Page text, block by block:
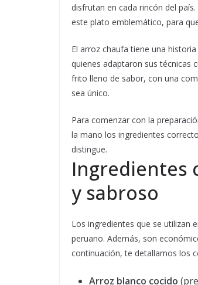
disfrutan en cada rincón del
este plato emblemático, para
El arroz chaufa tiene una
quienes adaptaron sus técnicas
frito lleno de sabor, con una
sea único.
Para comenzar con la
la mano los ingredientes
distingue.
Ingredientes
y sabroso
Los ingredientes que se utilizan
peruano. Además, son
continuación, te detallamos los
Arroz blanco cocido